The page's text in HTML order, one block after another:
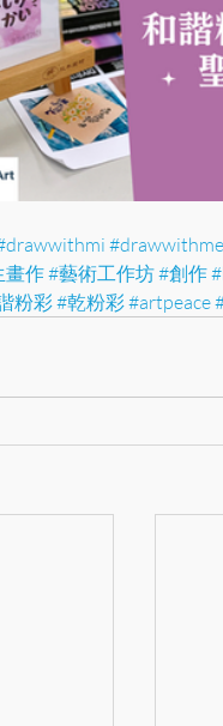
#drawwithme
畫作#藝術工作坊#創作
粉彩#乾粉彩#artpeace